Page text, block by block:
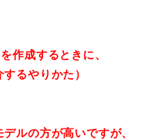
作成するときに、
るやりかた）
ルの方が高いですが、